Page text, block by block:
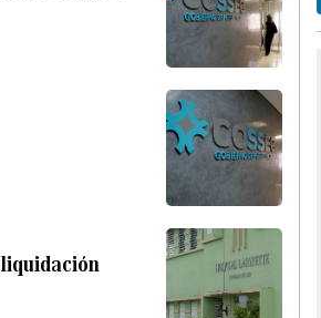
liquidación